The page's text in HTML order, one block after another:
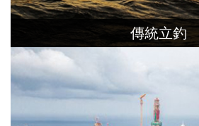
傳統立釣
者或站或坐於竿上，手持魚竿